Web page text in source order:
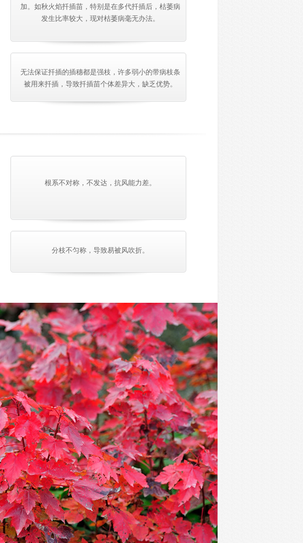
加。如秋火焰扦插苗，特别是在多代扦插后，枯萎病
发生比率较大，现对枯萎病毫无办法。
无法保证扦插的插穗都是强枝，许多弱小的带病枝条
被用来扦插，导致扦插苗个体差异大，缺乏优势。
根系不对称，不发达，抗风能力差。
分枝不匀称，导致易被风吹折。